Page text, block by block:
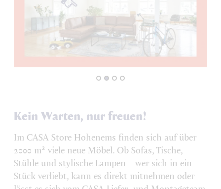
Kein Warten, nur freuen!
Im CASA Store Hohenems finden sich auf über
2000 m² viele neue Möbel. Ob Sofas, Tische,
Stühle und stylische Lampen – wer sich in ein
Stück verliebt, kann es direkt mitnehmen oder